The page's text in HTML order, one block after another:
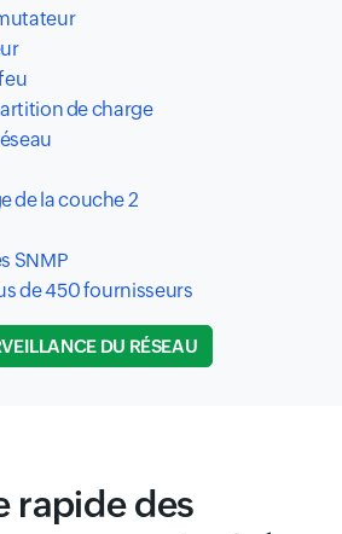
de charge
de la couche 2
SNMP
de 450 fournisseurs
DU RÉSEAU
rapide des